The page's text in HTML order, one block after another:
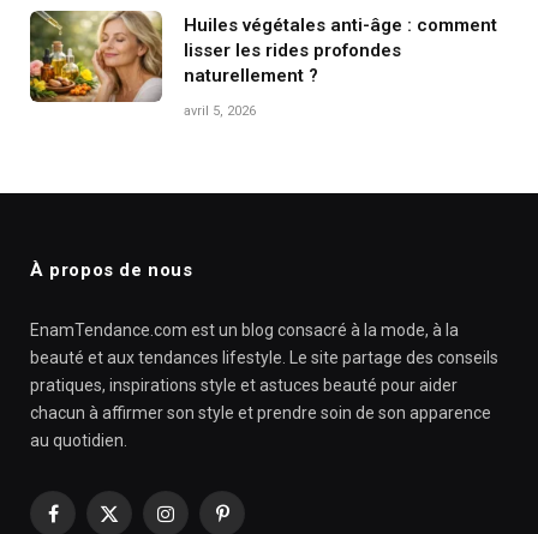
Huiles végétales anti-âge : comment
lisser les rides profondes
naturellement ?
avril 5, 2026
À propos de nous
EnamTendance.com est un blog consacré à la mode, à la
beauté et aux tendances lifestyle. Le site partage des conseils
pratiques, inspirations style et astuces beauté pour aider
chacun à affirmer son style et prendre soin de son apparence
au quotidien.
Facebook
X
InstagramPinterest